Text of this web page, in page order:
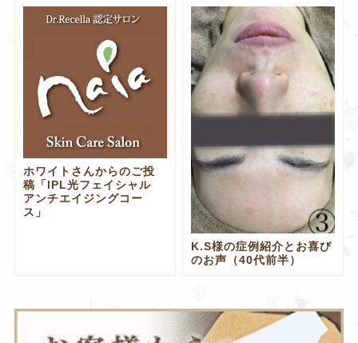
ホワイトさんからのご投
稿「IPL光フェイシャル
アンチエイジングコー
ス」
K.S様の症例紹介とお喜び
のお声（40代前半）